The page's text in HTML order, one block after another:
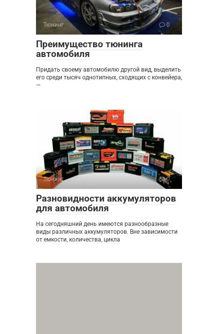
Тюнинг 0
Преимущество тюнинга
автомобиля
Придать своему автомобилю другой вид, выделить
его среди тысяч однотипных, сходящих с конвейера,
—
Тюнинг 0
Разновидности аккумуляторов
для автомобиля
На сегодняшний день имеются разнообразные
виды различных аккумуляторов. Вне зависимости
от емкости, количества, цикла